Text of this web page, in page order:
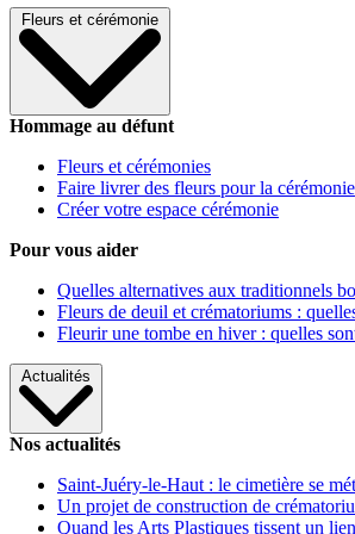
Fleurs et cérémonie
Hommage au défunt
Fleurs et cérémonies
Faire livrer des fleurs pour la cérémonie
Créer votre espace cérémonie
Pour vous aider
Quelles alternatives aux traditionnels
Fleurs de deuil et crématoriums :
Fleurir une tombe en hiver : quelles
Actualités
Nos actualités
Saint-Juéry-le-Haut : le cimetière se
Un projet de construction de
Quand les Arts Plastiques tissent un